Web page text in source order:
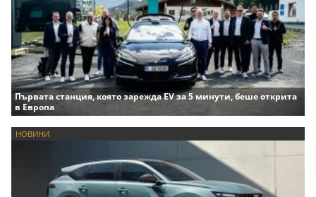
Първата станция, която зарежда EV за 5 минути, беше открита
в Европа
НОВИНИ